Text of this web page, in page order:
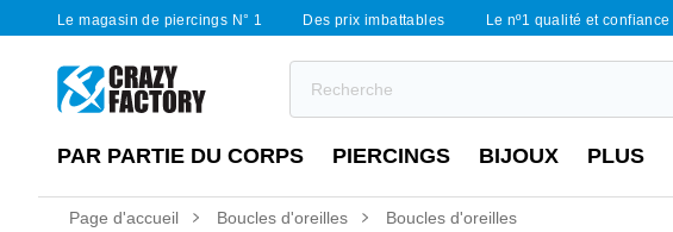
Le magasin de piercings N° 1 Des prix imbattables Le nº1 qualité et confiance
PAR PARTIE DU CORPS PIERCINGS BIJOUX PLUS
Page d'accueil Boucles d'oreilles Boucles d'oreilles